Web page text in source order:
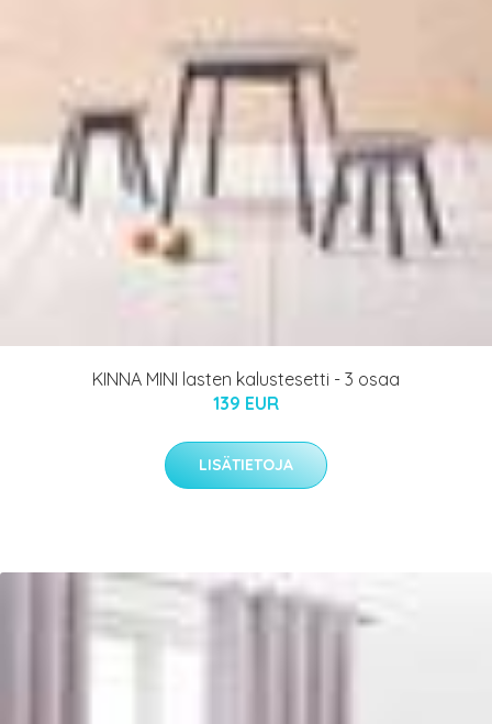
KINNA MINI lasten kalustesetti - 3 osaa
139 EUR
LISÄTIETOJA